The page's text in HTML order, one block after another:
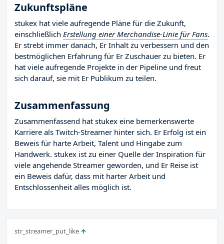
Zukunftspläne
stukex hat viele aufregende Pläne für die Zukunft,
einschließlich Erstellung einer Merchandise-Linie für Fans.
Er strebt immer danach, Er Inhalt zu verbessern und den
bestmöglichen Erfahrung für Er Zuschauer zu bieten. Er
hat viele aufregende Projekte in der Pipeline und freut
sich darauf, sie mit Er Publikum zu teilen.
Zusammenfassung
Zusammenfassend hat stukex eine bemerkenswerte
Karriere als Twitch-Streamer hinter sich. Er Erfolg ist ein
Beweis für harte Arbeit, Talent und Hingabe zum
Handwerk. stukex ist zu einer Quelle der Inspiration für
viele angehende Streamer geworden, und Er Reise ist
ein Beweis dafür, dass mit harter Arbeit und
Entschlossenheit alles möglich ist.
str_streamer_put_like